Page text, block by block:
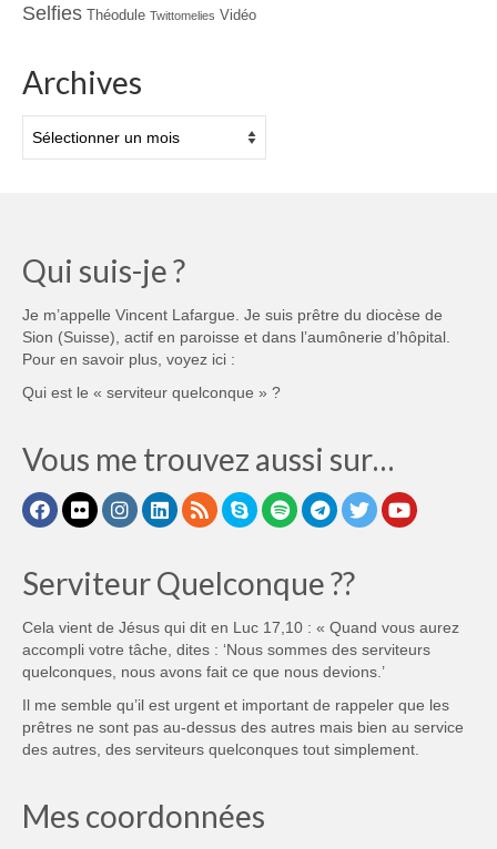
Selfies Théodule Twittomelies Vidéo
Archives
Qui suis-je ?
Je m’appelle Vincent Lafargue. Je suis prêtre du diocèse de
Sion (Suisse), actif en paroisse et dans l’aumônerie d’hôpital.
Pour en savoir plus, voyez ici :
Qui est le « serviteur quelconque » ?
Vous me trouvez aussi sur…
Serviteur Quelconque ??
Cela vient de Jésus qui dit en Luc 17,10 : « Quand vous aurez
accompli votre tâche, dites : ‘Nous sommes des serviteurs
quelconques, nous avons fait ce que nous devions.’
Il me semble qu’il est urgent et important de rappeler que les
prêtres ne sont pas au-dessus des autres mais bien au service
des autres, des serviteurs quelconques tout simplement.
Mes coordonnées